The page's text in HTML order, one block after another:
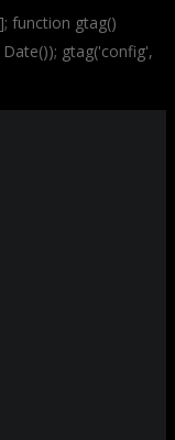
function gtag()
gtag('config',